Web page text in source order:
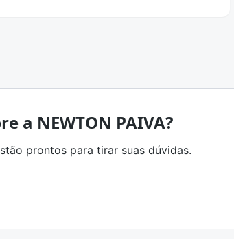
a NEWTON PAIVA?
prontos para tirar suas dúvidas.